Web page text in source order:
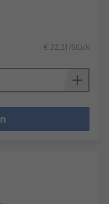
€ 22,21/Stück